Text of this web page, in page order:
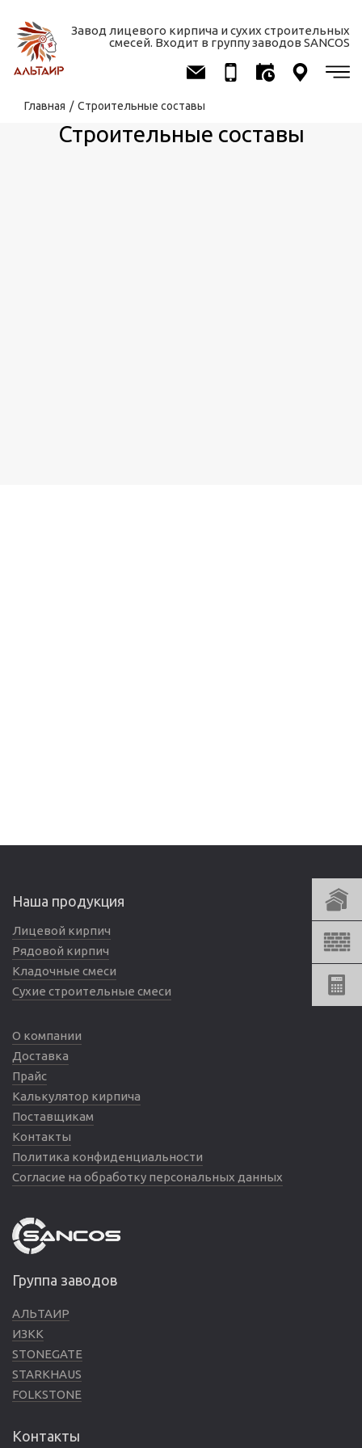
Завод лицевого кирпича и сухих строительных
смесей. Входит в группу заводов SANCOS
Вы здесь
Главная / Строительные составы
Строительные составы
Наша продукция
Лицевой кирпич
Рядовой кирпич
Кладочные смеси
Сухие строительные смеси
О компании
Доставка
Прайс
Калькулятор кирпича
Поставщикам
Контакты
Политика конфиденциальности
Согласие на обработку персональных данных
Группа заводов
АЛЬТАИР
ИЗКК
STONEGATE
STARKHAUS
FOLKSTONE
Контакты